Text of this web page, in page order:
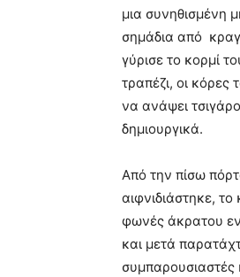
μια συνηθισμένη
σημάδια από
γύρισε το κορμί
τραπέζι, οι
να ανάψει
δημιουργικά.
Από την πίσω
αιφνιδιάστηκε,
φωνές άκρατου
και μετά
συμπαρουσιαστές